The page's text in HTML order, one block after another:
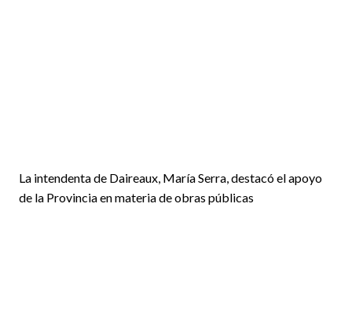
La intendenta de Daireaux, María Serra, destacó el apoyo
de la Provincia en materia de obras públicas